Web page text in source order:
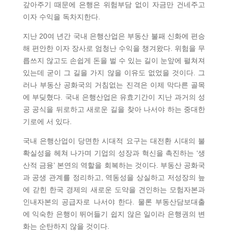
갚아주기 때문에 은행은 위험부담 없이 자금만 건네주고
이자 수익을 독차지한다.
지난 20여 년간 국내 은행산업은 부동산 불패 신화에 편승
해 편안한 이자 장사로 엄청난 수익을 챙겨왔다. 위험을 무
릅쓰지 않고도 손쉽게 돈을 벌 수 있는 길이 눈앞에 펼쳐져
있는데 굳이 그 길을 가지 않을 이유도 없었을 것이다. 그
러나 부동산 공화국의 거침없는 진격은 이제 막다른 골목
에 부딪혔다. 국내 은행산업은 유효기간이 지난 과거의 성
공 공식을 뒤로하고 새로운 길을 찾아 나서야 하는 중대한
기로에 서 있다.
국내 은행산업이 당면한 시대적 요구는 대전환 시대의 불
확실성을 헤쳐 나가며 기업의 성장과 혁신을 촉진하는 ‘생
산적 금융’ 본연의 역할을 회복하는 것이다. 부동산 공화국
과 공생 관계를 정리하고, 역동성을 상실하고 저성장의 늪
에 갇힌 한국 경제의 새로운 도약을 견인하는 모험자본과
인내자본의 공급자로 나서야 한다. 물론 부동산담보대출
에 익숙한 은행이 뛰어들기 쉽지 않은 일이라 은행권의 변
화는 순탄하지 않을 것이다.